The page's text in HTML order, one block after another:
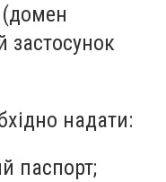
(домен
застосунок
надати:
паспорт;